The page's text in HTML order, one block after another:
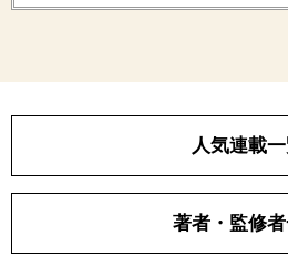
人気連載
著者・監修